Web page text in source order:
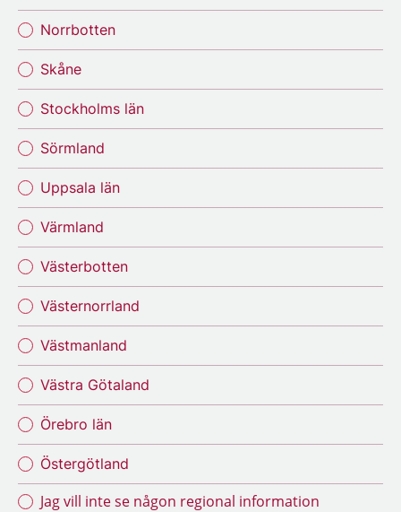
Norrbotten
Skåne
Stockholms län
Sörmland
Uppsala län
Värmland
Västerbotten
Västernorrland
Västmanland
Västra Götaland
Örebro län
Östergötland
Jag vill inte se någon regional information